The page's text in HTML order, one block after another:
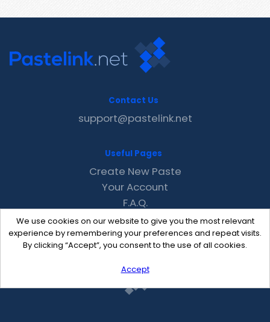
We use cookies on our website to give you the most relevant
experience by remembering your preferences and repeat visits.
By clicking “Accept”, you consent to the use of all cookies.
Accept
Contact Us
support@pastelink.net
Useful Pages
Create New Paste
Your Account
F.A.Q.
Recent
Contact